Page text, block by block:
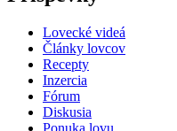
Lovecké videá
Články lovcov
Recepty
Inzercia
Fórum
Diskusia